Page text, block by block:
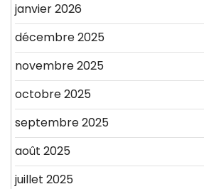
janvier 2026
décembre 2025
novembre 2025
octobre 2025
septembre 2025
août 2025
juillet 2025